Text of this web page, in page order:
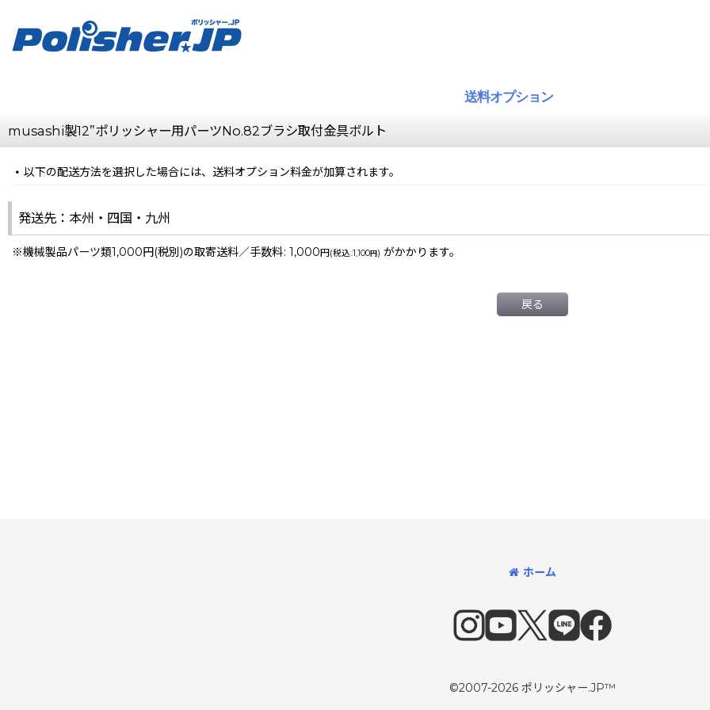
送料オプション
musashi製12”ポリッシャー用パーツNo.82ブラシ取付金具ボルト
以下の配送方法を選択した場合には、送料オプション料金が加算されます。
発送先：本州・四国・九州
※機械製品パーツ類1,000円(税別)の取寄送料／手数料: 1,000円(税込:1,100円) がかかります。
戻る
ホーム
©2007-2026 ポリッシャー.JP™